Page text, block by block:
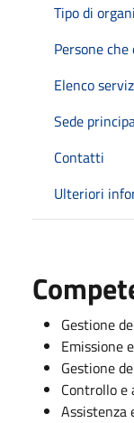
Tipo di
Persone
Elenco
Sede
Contatti
Ulteriori
Gestione
Emissione
Gestione
Controllo
Assistenza